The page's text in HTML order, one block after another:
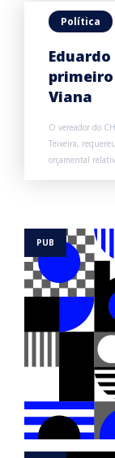
Política
Viana
O vereador do
Teixeira,
orçamental